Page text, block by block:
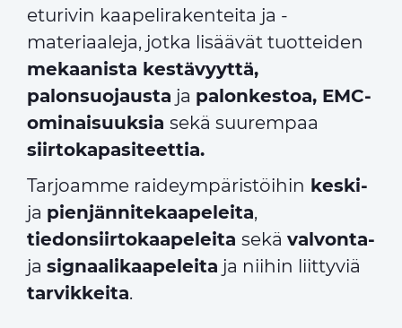
eturivin kaapelirakenteita ja -
materiaaleja, jotka lisäävät tuotteiden
mekaanista kestävyyttä,
palonsuojausta ja palonkestoa, EMC-
ominaisuuksia sekä suurempaa
siirtokapasiteettia.
Tarjoamme raideympäristöihin keski-
ja pienjännitekaapeleita,
tiedonsiirtokaapeleita sekä valvonta-
ja signaalikaapeleita ja niihin liittyviä
tarvikkeita.